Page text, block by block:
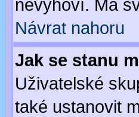
nevyhoví. Má
Návrat nahoru
Jak se stanu
Uživatelské
také ustanovit